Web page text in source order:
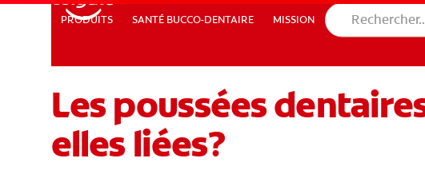
PRODUITS SANTÉ BUCCO-DENTAIRE MISSION
POUR LES PROFESSIONNELS FR (CA)
PRODUITS SANTÉ BUCCO-DENTAIRE MISSION
Les poussées
elles liées?